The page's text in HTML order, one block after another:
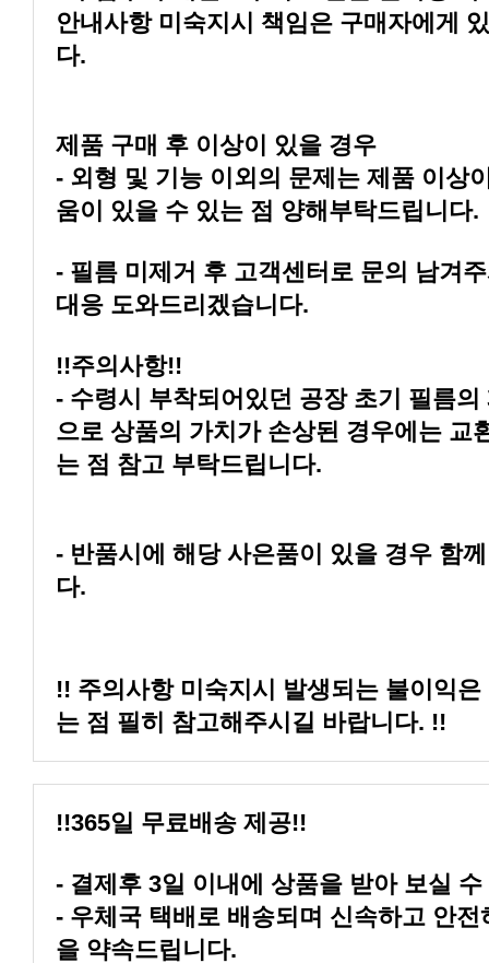
다.
제품 구매 후 이상이 있을 경우
움이 있을 수 있는 점 양해부탁드립니다.
대응 도와드리겠습니다.
!!주의사항!!
는 점 참고 부탁드립니다.
다.
는 점 필히 참고해주시길 바랍니다. !!
!!365일 무료배송 제공!!
- 결제후 3일 이내에 상품을 받아 보실
을 약속드립니다.